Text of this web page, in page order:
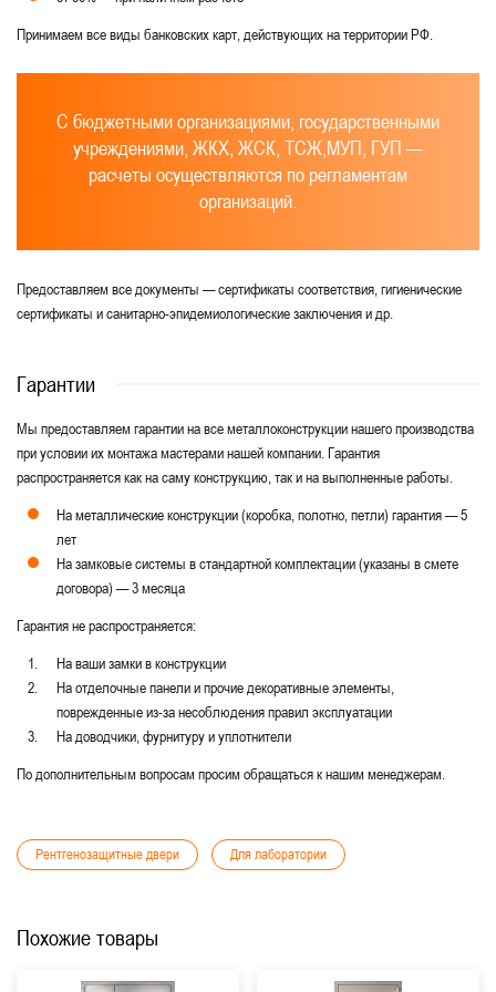
Принимаем все виды банковских карт, действующих на территории РФ.
С бюджетными организациями, государственными
учреждениями, ЖКХ, ЖСК, ТСЖ,МУП, ГУП —
расчеты осуществляются по регламентам
организаций.
Предоставляем все документы — сертификаты соответствия, гигиенические
сертификаты и санитарно-эпидемиологические заключения и др.
Гарантии
Мы предоставляем гарантии на все металлоконструкции нашего производства
при условии их монтажа мастерами нашей компании. Гарантия
распространяется как на саму конструкцию, так и на выполненные работы.
На металлические конструкции (коробка, полотно, петли) гарантия — 5
лет
На замковые системы в стандартной комплектации (указаны в смете
договора) — 3 месяца
Гарантия не распространяется:
На ваши замки в конструкции
На отделочные панели и прочие декоративные элементы,
поврежденные из-за несоблюдения правил эксплуатации
На доводчики, фурнитуру и уплотнители
По дополнительным вопросам просим обращаться к нашим менеджерам.
Рентгенозащитные двери Для лаборатории
Похожие товары